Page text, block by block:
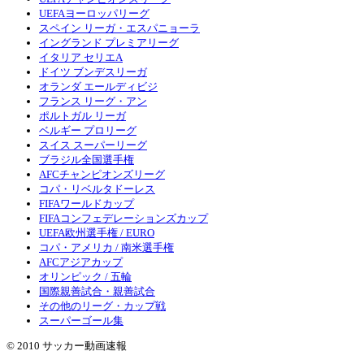
UEFAヨーロッパリーグ
スペイン リーガ・エスパニョーラ
イングランド プレミアリーグ
イタリア セリエA
ドイツ ブンデスリーガ
オランダ エールディビジ
フランス リーグ・アン
ポルトガル リーガ
ベルギー プロリーグ
スイス スーパーリーグ
ブラジル全国選手権
AFCチャンピオンズリーグ
コパ・リベルタドーレス
FIFAワールドカップ
FIFAコンフェデレーションズカップ
UEFA欧州選手権 / EURO
コパ・アメリカ / 南米選手権
AFCアジアカップ
オリンピック / 五輪
国際親善試合・親善試合
その他のリーグ・カップ戦
スーパーゴール集
© 2010 サッカー動画速報